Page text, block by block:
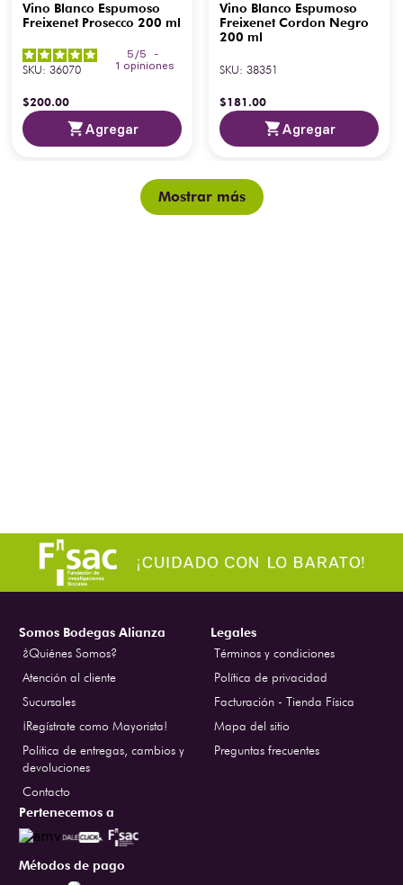
Vino Blanco Espumoso
Freixenet Prosecco 200 ml
5 /5
-
1 opiniones
SKU: 36070
$200.00
Agregar
Vino Blanco Espumoso
Freixenet Cordon Negro
200 ml
SKU: 38351
$181.00
Agregar
Mostrar más
Somos Bodegas Alianza
¿Quiénes Somos?
Atención al cliente
Sucursales
¡Regístrate como Mayorista!
Politica de entregas, cambios y
devoluciones
Contacto
Legales
Términos y condiciones
Política de privacidad
Facturación - Tienda Física
Mapa del sitio
Preguntas frecuentes
Pertenecemos a
Métodos de pago